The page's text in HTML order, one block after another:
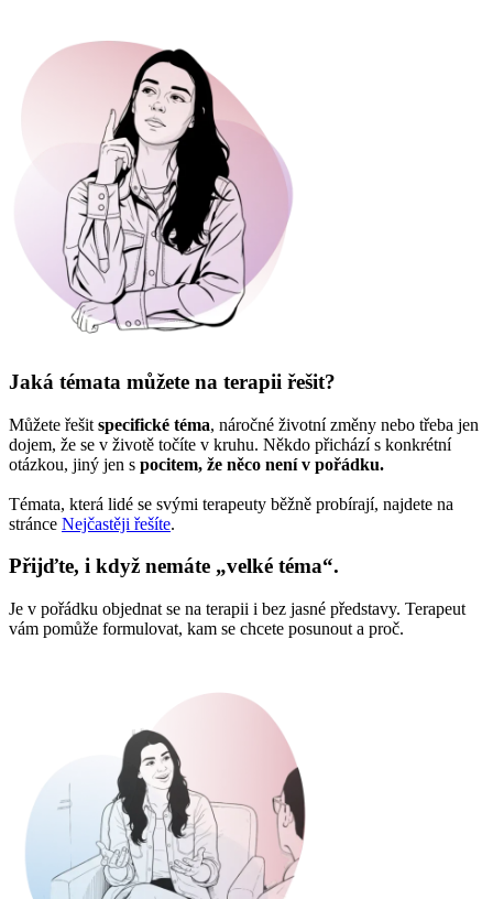
Jaká témata můžete na terapii řešit?
Můžete řešit specifické téma, náročné životní změny nebo třeba jen
dojem, že se v životě točíte v kruhu. Někdo přichází s konkrétní
otázkou, jiný jen s pocitem, že něco není v pořádku.
Témata, která lidé se svými terapeuty běžně probírají, najdete na
stránce Nejčastěji řešíte.
Přijďte, i když nemáte „velké téma“.
Je v pořádku objednat se na terapii i bez jasné představy. Terapeut
vám pomůže formulovat, kam se chcete posunout a proč.